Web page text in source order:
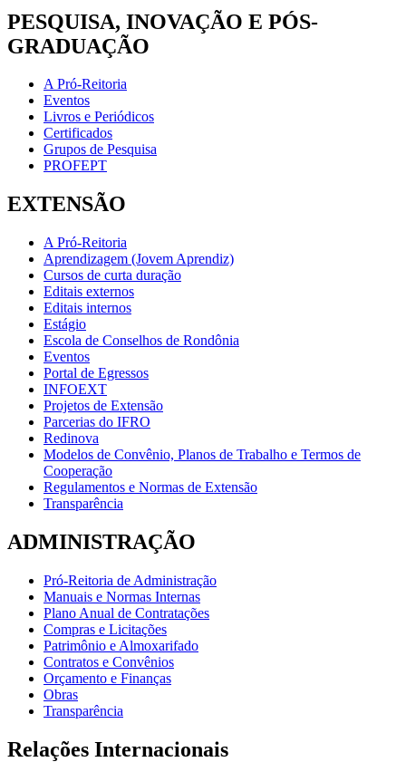
PESQUISA, INOVAÇÃO E PÓS-
GRADUAÇÃO
A Pró-Reitoria
Eventos
Livros e Periódicos
Certificados
Grupos de Pesquisa
PROFEPT
EXTENSÃO
A Pró-Reitoria
Aprendizagem (Jovem Aprendiz)
Cursos de curta duração
Editais externos
Editais internos
Estágio
Escola de Conselhos de Rondônia
Eventos
Portal de Egressos
INFOEXT
Projetos de Extensão
Parcerias do IFRO
Redinova
Modelos de Convênio, Planos de Trabalho e Termos de
Cooperação
Regulamentos e Normas de Extensão
Transparência
ADMINISTRAÇÃO
Pró-Reitoria de Administração
Manuais e Normas Internas
Plano Anual de Contratações
Compras e Licitações
Patrimônio e Almoxarifado
Contratos e Convênios
Orçamento e Finanças
Obras
Transparência
Relações Internacionais